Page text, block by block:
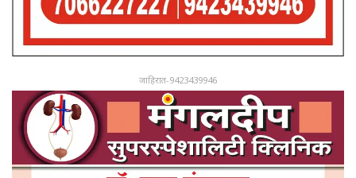
जाहिरात-9423439946